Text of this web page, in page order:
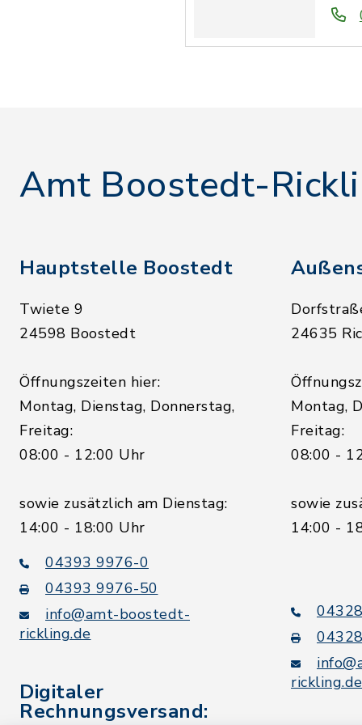
Amt Boostedt-
Hauptstelle Boostedt
Twiete 9
24598 Boostedt
Öffnungszeiten hier:
Montag, Dienstag, Donnerstag,
Freitag:
08:00 - 12:00 Uhr
sowie zusätzlich am Dienstag:
14:00 - 18:00 Uhr
04393 9976-0
04393 9976-50
info@amt-boostedt-
rickling.de
Digitaler
Rechnungsversand:
24635
Montag,
Freitag:
08:00 -
sowie
14:00 -
rickling.de